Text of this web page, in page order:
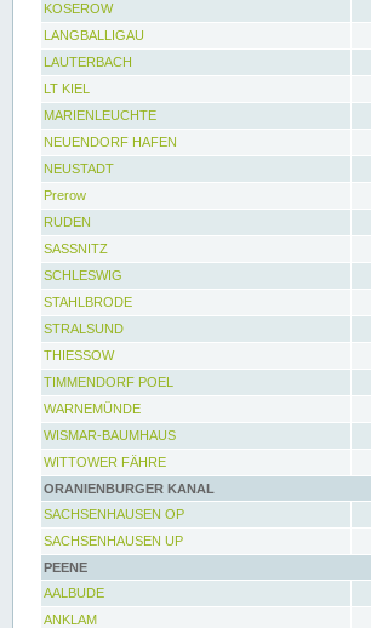
KOSEROW
LANGBALLIGAU
LAUTERBACH
LT KIEL
MARIENLEUCHTE
NEUENDORF HAFEN
NEUSTADT
Prerow
RUDEN
SASSNITZ
SCHLESWIG
STAHLBRODE
STRALSUND
THIESSOW
TIMMENDORF POEL
WARNEMÜNDE
WISMAR-BAUMHAUS
WITTOWER FÄHRE
ORANIENBURGER KANAL
SACHSENHAUSEN OP
SACHSENHAUSEN UP
PEENE
AALBUDE
ANKLAM